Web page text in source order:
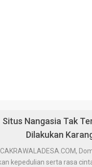
Situs Nangasia Tak
Dilakukan
CAKRAWALADESA.COM,
kepedulian serta rasa